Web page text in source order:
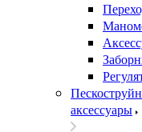
аксессуары